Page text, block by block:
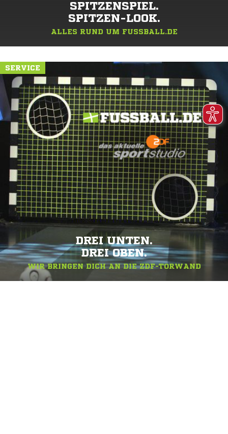
SPITZENSPIEL.
SPITZEN-LOOK.
ALLES RUND UM FUSSBALL.DE
SERVICE
DREI UNTEN.
DREI OBEN.
WIR BRINGEN DICH AN DIE ZDF-TORWAND